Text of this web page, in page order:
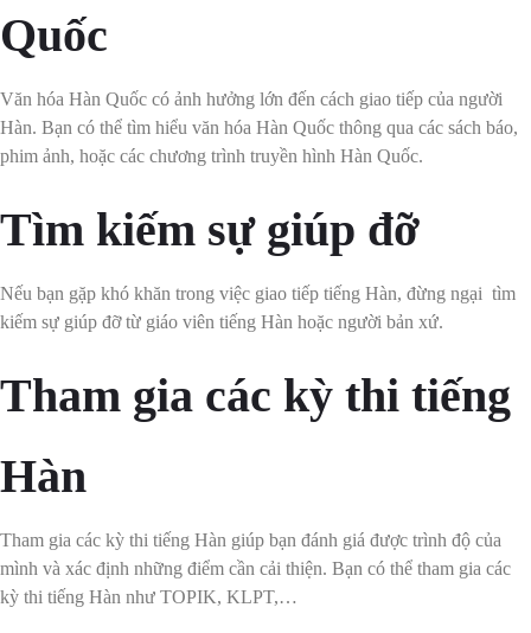
Quốc
Văn hóa Hàn Quốc có ảnh hưởng lớn đến cách giao tiếp của người
Hàn. Bạn có thể tìm hiểu văn hóa Hàn Quốc thông qua các sách báo,
phim ảnh, hoặc các chương trình truyền hình Hàn Quốc.
Tìm kiếm sự giúp đỡ
Nếu bạn gặp khó khăn trong việc giao tiếp tiếng Hàn, đừng ngại tìm
kiếm sự giúp đỡ từ giáo viên tiếng Hàn hoặc người bản xứ.
Tham gia các kỳ thi tiếng
Hàn
Tham gia các kỳ thi tiếng Hàn giúp bạn đánh giá được trình độ của
mình và xác định những điểm cần cải thiện. Bạn có thể tham gia các
kỳ thi tiếng Hàn như TOPIK, KLPT,…